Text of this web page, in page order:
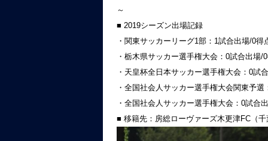
～
■ 2019シーズン出場記録
・関東サッカーリーグ1部：1試合出場/0得
・栃木県サッカー選手権大会：0試合出場/
・天皇杯全日本サッカー選手権大会：0試
・全国社会人サッカー選手権大会関東予選
・全国社会人サッカー選手権大会：0試合
■ 移籍先：房総ローヴァーズ木更津FC（